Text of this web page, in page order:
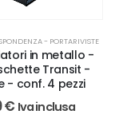
- PORTARIVISTE
in metallo -
Transit -
- conf. 4 pezzi
€ Iva inclusa